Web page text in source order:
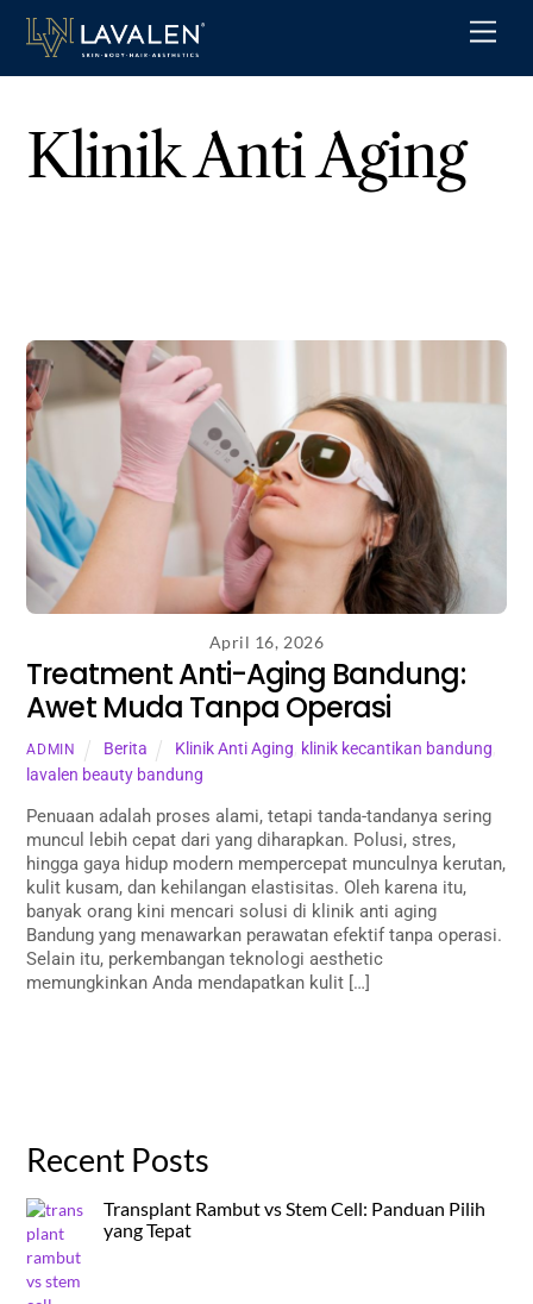
content
Klinik Anti Aging
April 16, 2026
Treatment Anti-Aging Bandung:
Awet Muda Tanpa Operasi
ADMIN Berita Klinik Anti Aging klinik kecantikan bandung
lavalen beauty bandung
Penuaan adalah proses alami, tetapi tanda-tandanya sering
muncul lebih cepat dari yang diharapkan. Polusi, stres,
hingga gaya hidup modern mempercepat munculnya kerutan,
kulit kusam, dan kehilangan elastisitas. Oleh karena itu,
banyak orang kini mencari solusi di klinik anti aging
Bandung yang menawarkan perawatan efektif tanpa operasi.
Selain itu, perkembangan teknologi aesthetic
memungkinkan Anda mendapatkan kulit […]
Recent Posts
Transplant Rambut vs Stem Cell: Panduan Pilih
yang Tepat